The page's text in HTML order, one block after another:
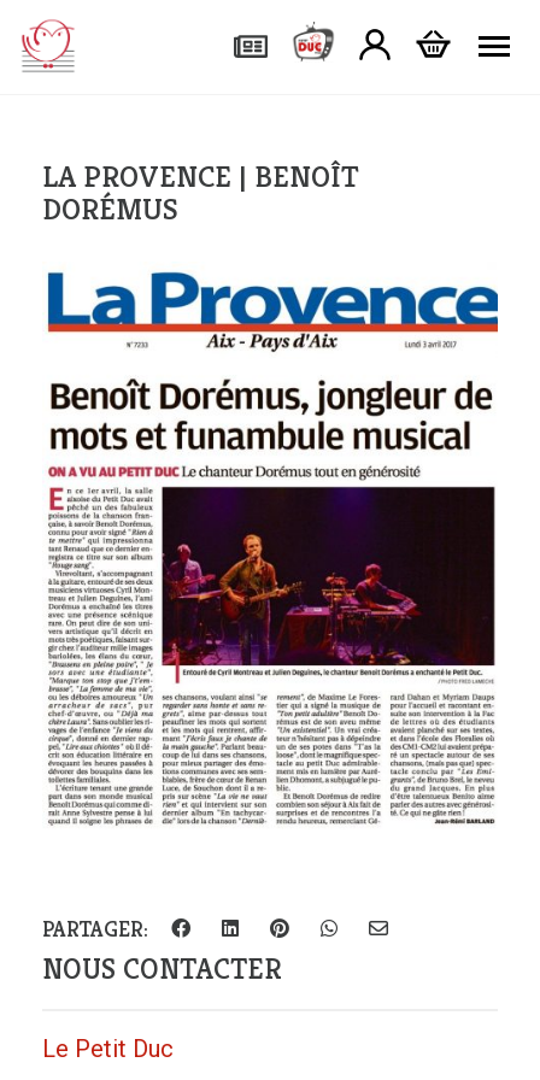
LA PROVENCE | BENOÎT
DORÉMUS
PARTAGER:
NOUS CONTACTER
Le Petit Duc